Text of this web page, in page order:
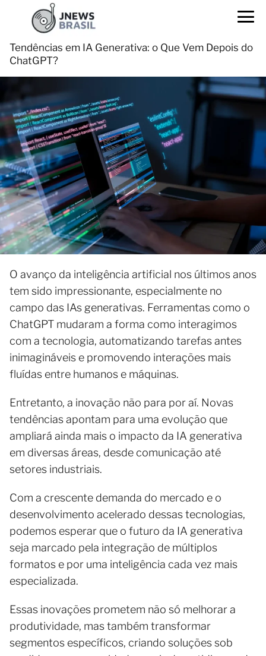
Tendências em IA Generativa: o Que Vem Depois do
ChatGPT?
O avanço da inteligência artificial nos últimos anos
tem sido impressionante, especialmente no
campo das IAs generativas. Ferramentas como o
ChatGPT mudaram a forma como interagimos
com a tecnologia, automatizando tarefas antes
inimagináveis e promovendo interações mais
fluídas entre humanos e máquinas.
Entretanto, a inovação não para por aí. Novas
tendências apontam para uma evolução que
ampliará ainda mais o impacto da IA generativa
em diversas áreas, desde comunicação até
setores industriais.
Com a crescente demanda do mercado e o
desenvolvimento acelerado dessas tecnologias,
podemos esperar que o futuro da IA generativa
seja marcado pela integração de múltiplos
formatos e por uma inteligência cada vez mais
especializada.
Essas inovações prometem não só melhorar a
produtividade, mas também transformar
segmentos específicos, criando soluções sob